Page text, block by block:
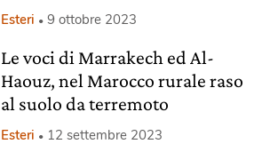
Esteri 9 ottobre 2023
Le voci di Marrakech ed Al-
Haouz, nel Marocco rurale raso
al suolo da terremoto
Esteri 12 settembre 2023